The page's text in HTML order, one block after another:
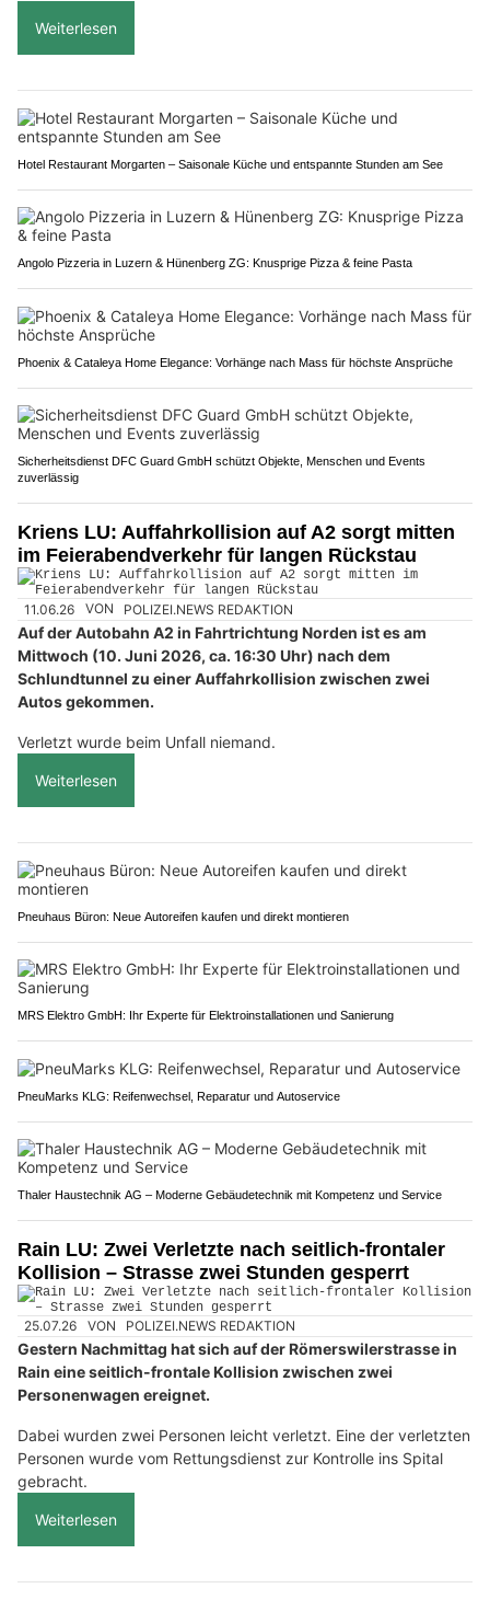
Weiterlesen
Hotel Restaurant Morgarten – Saisonale Küche und entspannte Stunden am See
Angolo Pizzeria in Luzern & Hünenberg ZG: Knusprige Pizza & feine Pasta
Phoenix & Cataleya Home Elegance: Vorhänge nach Mass für höchste Ansprüche
Sicherheitsdienst DFC Guard GmbH schützt Objekte, Menschen und Events
zuverlässig
Kriens LU: Auffahrkollision auf A2 sorgt mitten
im Feierabendverkehr für langen Rückstau
11.06.26 VON POLIZEI.NEWS REDAKTION
Auf der Autobahn A2 in Fahrtrichtung Norden ist es am
Mittwoch (10. Juni 2026, ca. 16:30 Uhr) nach dem
Schlundtunnel zu einer Auffahrkollision zwischen zwei
Autos gekommen.
Verletzt wurde beim Unfall niemand.
Weiterlesen
Pneuhaus Büron: Neue Autoreifen kaufen und direkt montieren
MRS Elektro GmbH: Ihr Experte für Elektroinstallationen und Sanierung
PneuMarks KLG: Reifenwechsel, Reparatur und Autoservice
Thaler Haustechnik AG – Moderne Gebäudetechnik mit Kompetenz und Service
Rain LU: Zwei Verletzte nach seitlich-frontaler
Kollision – Strasse zwei Stunden gesperrt
25.07.26 VON POLIZEI.NEWS REDAKTION
Gestern Nachmittag hat sich auf der Römerswilerstrasse in
Rain eine seitlich-frontale Kollision zwischen zwei
Personenwagen ereignet.
Dabei wurden zwei Personen leicht verletzt. Eine der verletzten
Personen wurde vom Rettungsdienst zur Kontrolle ins Spital
gebracht.
Weiterlesen